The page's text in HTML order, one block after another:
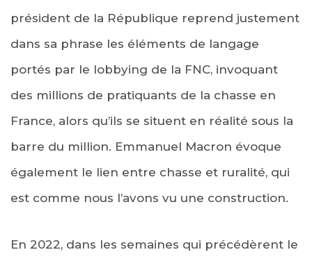
président de la République reprend justement
dans sa phrase les éléments de langage
portés par le lobbying de la FNC, invoquant
des millions de pratiquants de la chasse en
France, alors qu’ils se situent en réalité sous la
barre du million. Emmanuel Macron évoque
également le lien entre chasse et ruralité, qui
est comme nous l’avons vu une construction.
En 2022, dans les semaines qui précédèrent le